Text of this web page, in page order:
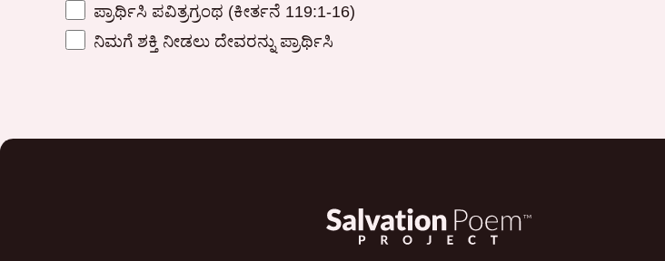
ಪ್ರಾರ್ಥಿಸಿ ಪವಿತ್ರಗ್ರಂಥ (ಕೀರ್ತನೆ 119:1-16)
ನಿಮಗೆ ಶಕ್ತಿ ನೀಡಲು ದೇವರನ್ನು ಪ್ರಾರ್ಥಿಸಿ